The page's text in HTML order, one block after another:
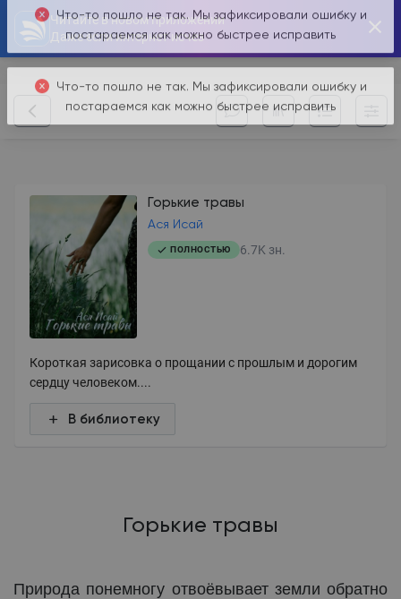
Читайте в новом приложении
Даже если интернет исчез
Горькие травы
Ася Исай
ПОЛНОСТЬЮ 6.7K зн.
Короткая зарисовка о прощании с прошлым и дорогим
сердцу человеком....
В библиотеку
Горькие травы
Природа понемногу отвоёвывает земли обратно
Что-то пошло не так. Мы зафиксировали ошибку и
постараемся как можно быстрее исправить
Что-то пошло не так. Мы зафиксировали ошибку и
постараемся как можно быстрее исправить